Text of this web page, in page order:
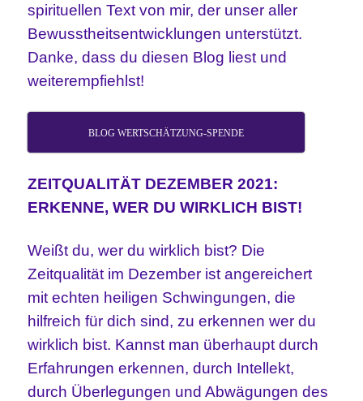
spirituellen Text von mir, der unser aller
Bewusstheitsentwicklungen unterstützt.
Danke, dass du diesen Blog liest und
weiterempfiehlst!
BLOG WERTSCHÄTZUNG-SPENDE
ZEITQUALITÄT DEZEMBER 2021:
ERKENNE, WER DU WIRKLICH BIST!
Weißt du, wer du wirklich bist? Die
Zeitqualität im Dezember ist angereichert
mit echten heiligen Schwingungen, die
hilfreich für dich sind, zu erkennen wer du
wirklich bist. Kannst man überhaupt durch
Erfahrungen erkennen, durch Intellekt,
durch Überlegungen und Abwägungen des